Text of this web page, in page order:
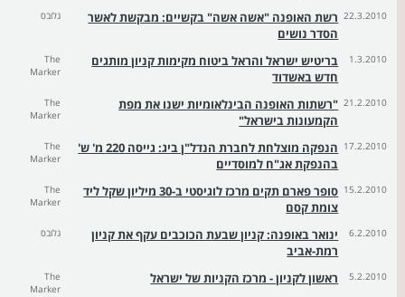
22.3.2010 רשת האופנה "אשה אשה" בקשיים: מבקשת לאשר
הסדר נושים
גלובס
1.3.2010
בריטיש ישראל והראל ביטוח מקימות קניון מותגים
חדש באשדוד
The
Marker
21.2.2010 "רשתות האופנה הבינלאומיות ישנו את מפת
הקמעונות בישראל"
The
Marker
17.2.2010
הנפקה מוצלחת לחברת הנדל"ן ביג: גייסה 220 מ' ש'
בהנפקת אג"ח למוסדיים
The
Marker
15.2.2010
סופר פארם תקים מרכז לוגיסטי ב-30 מיליון שקל ליד
צומת קסם
The
Marker
6.2.2010
ינואר באופנה: קניון שבעת הכוכבים עקף את קניון
רמת-אביב
גלובס
5.2.2010 ראשון לקניון - מרכז הקניות של ישראל
The
Marker